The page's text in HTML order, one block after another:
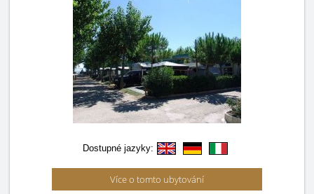
Dostupné jazyky:
Více o tomto ubytování